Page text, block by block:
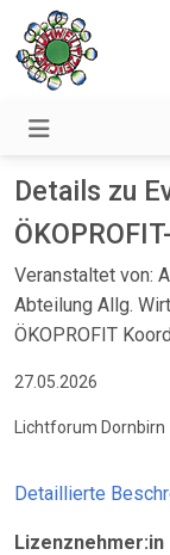
Details zu
Veranstaltet von:
Abteilung Allg.
ÖKOPROFIT
27.05.2026
Lichtforum Dornbirn
Detaillierte
Lizenznehmer:in